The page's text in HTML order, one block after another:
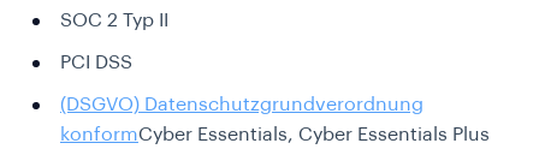
SOC 2 Typ II
PCI DSS
(DSGVO) Datenschutzgrundverordnung
konformCyber ​​Essentials, Cyber ​​Essentials Plus